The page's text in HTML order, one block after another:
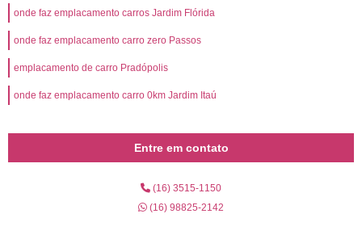
onde faz emplacamento carros Jardim Flórida
onde faz emplacamento carro zero Passos
emplacamento de carro Pradópolis
onde faz emplacamento carro 0km Jardim Itaú
Entre em contato
(16) 3515-1150
(16) 98825-2142